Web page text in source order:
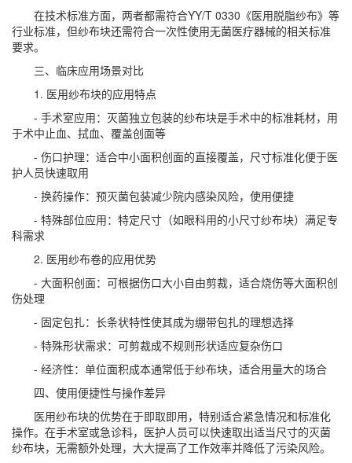
在技术标准方面，两者都需符合YY/T 0330《医用脱脂纱布》等
行业标准，但纱布块还需符合一次性使用无菌医疗器械的相关标准
要求。
三、临床应用场景对比
1. 医用纱布块的应用特点
- 手术室应用：灭菌独立包装的纱布块是手术中的标准耗材，用
于术中止血、拭血、覆盖创面等
- 伤口护理：适合中小面积创面的直接覆盖，尺寸标准化便于医
护人员快速取用
- 换药操作：预灭菌包装减少院内感染风险，使用便捷
- 特殊部位应用：特定尺寸（如眼科用的小尺寸纱布块）满足专
科需求
2. 医用纱布卷的应用优势
- 大面积创面：可根据伤口大小自由剪裁，适合烧伤等大面积创
伤处理
- 固定包扎：长条状特性使其成为绷带包扎的理想选择
- 特殊形状需求：可剪裁成不规则形状适应复杂伤口
- 经济性：单位面积成本通常低于纱布块，适合用量大的场合
四、使用便捷性与操作差异
医用纱布块的优势在于即取即用，特别适合紧急情况和标准化
操作。在手术室或急诊科，医护人员可以快速取出适当尺寸的灭菌
纱布块，无需额外处理，大大提高了工作效率并降低了污染风险。